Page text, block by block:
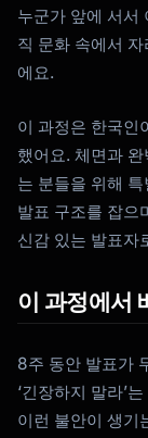
누군가 앞에 서서
직 문화 속에서
에요.
이 과정은 한국인
했어요. 체면과
는 분들을 위해
발표 구조를 잡으
신감 있는 발표자
이 과정에서
8주 동안 발표가
‘긴장하지 말라’
이런 불안이 생기